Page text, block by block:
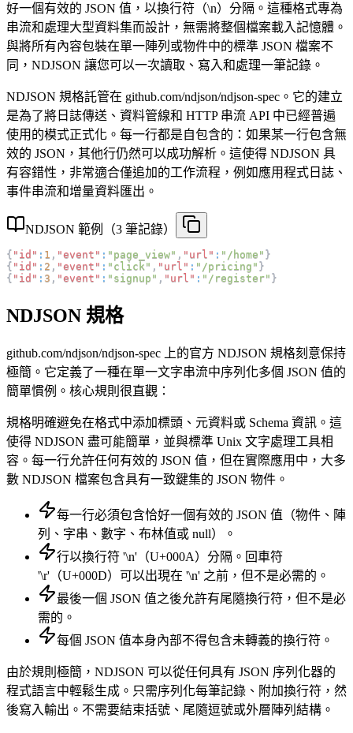
好一個有效的 JSON 值，以換行符（\n）分隔。這種格式專為
串流和處理大型資料集而設計，無需將整個檔案載入記憶體。
與將所有內容包裝在單一陣列或物件中的標準 JSON 檔案不
同，NDJSON 讓您可以一次讀取、寫入和處理一筆記錄。
NDJSON 規格託管在 github.com/ndjson/ndjson-spec。它的建立
是為了將日誌傳送、資料管線和 HTTP 串流 API 中已經普遍
使用的模式正式化。每一行都是自包含的：如果某一行包含無
效的 JSON，其他行仍然可以成功解析。這使得 NDJSON 具
有容錯性，非常適合僅追加的工作流程，例如應用程式日誌、
事件串流和增量資料匯出。
NDJSON 範例（3 筆記錄）
{ "id" : 1 , "event" : "page_view" , "url" : "/home" }
{ "id" : 2 , "event" : "click" , "url" : "/pricing" }
{ "id" : 3 , "event" : "signup" , "url" : "/register" }
NDJSON 規格
github.com/ndjson/ndjson-spec 上的官方 NDJSON 規格刻意保持
極簡。它定義了一種在單一文字串流中序列化多個 JSON 值的
簡單慣例。核心規則很直觀：
規格明確避免在格式中添加標頭、元資料或 Schema 資訊。這
使得 NDJSON 盡可能簡單，並與標準 Unix 文字處理工具相
容。每一行允許任何有效的 JSON 值，但在實際應用中，大多
數 NDJSON 檔案包含具有一致鍵集的 JSON 物件。
每一行必須包含恰好一個有效的 JSON 值（物件、陣
列、字串、數字、布林值或 null）。
行以換行符 '\n'（U+000A）分隔。回車符
'\r'（U+000D）可以出現在 '\n' 之前，但不是必需的。
最後一個 JSON 值之後允許有尾隨換行符，但不是必
需的。
每個 JSON 值本身內部不得包含未轉義的換行符。
由於規則極簡，NDJSON 可以從任何具有 JSON 序列化器的
程式語言中輕鬆生成。只需序列化每筆記錄、附加換行符，然
後寫入輸出。不需要結束括號、尾隨逗號或外層陣列結構。